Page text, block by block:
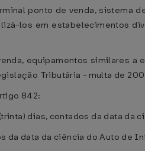
ponto de venda, sistema
los em estabelecimentos
equipamentos similares
Tributária - multa de 200
842:
dias, contados da data da
da data da ciência do Auto de